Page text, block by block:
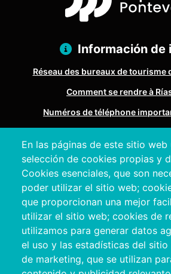
En las páginas de este sitio web
selección de cookies propias y
Cookies esenciales, que son
poder utilizar el sitio web;
que proporcionan una mejor
utilizar el sitio web; cookies de
utilizamos para generar datos
el uso y las estadísticas del
de marketing, que se utilizan
Información de
Réseau des bureaux de tourisme
Comment se rendre à
Numéros de téléphone
Pazo Deputación Provincial. Avda.
Pontevedra
+34 986 804 100 | +34